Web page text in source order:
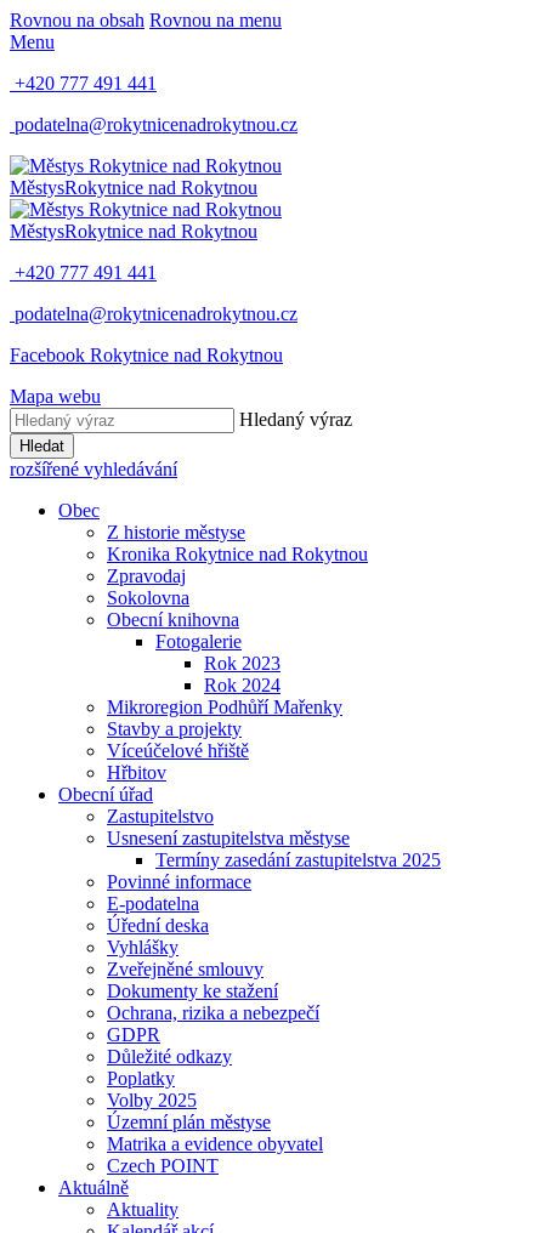
Rovnou na obsah Rovnou na menu
Menu
+420 777 491 441
podatelna@rokytnicenadrokytnou.cz
MěstysRokytnice nad Rokytnou
MěstysRokytnice nad Rokytnou
+420 777 491 441
podatelna@rokytnicenadrokytnou.cz
Facebook Rokytnice nad Rokytnou
Mapa webu
Hledaný výraz
Hledat
rozšířené vyhledávání
Obec
Z historie městyse
Kronika Rokytnice nad Rokytnou
Zpravodaj
Sokolovna
Obecní knihovna
Fotogalerie
Rok 2023
Rok 2024
Mikroregion Podhůří Mařenky
Stavby a projekty
Víceúčelové hřiště
Hřbitov
Obecní úřad
Zastupitelstvo
Usnesení zastupitelstva městyse
Termíny zasedání zastupitelstva 2025
Povinné informace
E-podatelna
Úřední deska
Vyhlášky
Zveřejněné smlouvy
Dokumenty ke stažení
Ochrana, rizika a nebezpečí
GDPR
Důležité odkazy
Poplatky
Volby 2025
Územní plán městyse
Matrika a evidence obyvatel
Czech POINT
Aktuálně
Aktuality